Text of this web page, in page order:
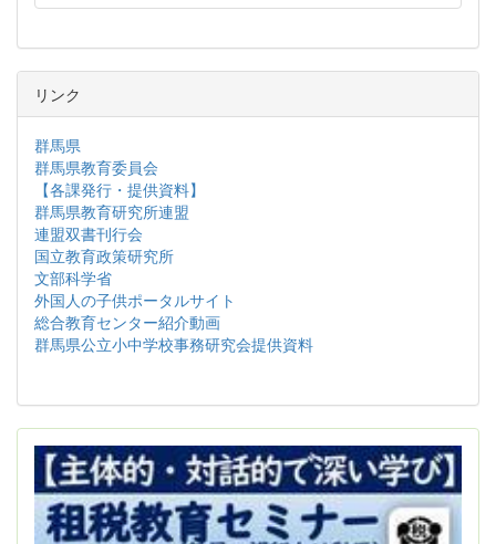
リンク
群馬県
群馬県教育委員会
【各課発行・提供資料】
群馬県教育研究所連盟
連盟双書刊行会
国立教育政策研究所
文部科学省
外国人の子供ポータルサイト
総合教育センター紹介動画
群馬県公立小中学校事務研究会提供資料